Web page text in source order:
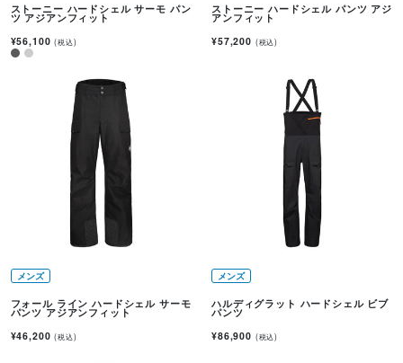
ストーニー ハードシェル サーモ パン
ツ アジアンフィット
¥56,100(税込)
ストーニー ハードシェル パンツ アジ
アンフィット
¥57,200 (税込)
メンズ
フォール ライン ハードシェル サーモ
パンツ アジアンフィット
¥46,200(税込)
メンズ
ハルディグラット ハードシェル ビブ
パンツ
¥86,900 (税込)